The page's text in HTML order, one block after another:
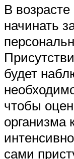
В
начинать
будет
чтобы
организма
сами